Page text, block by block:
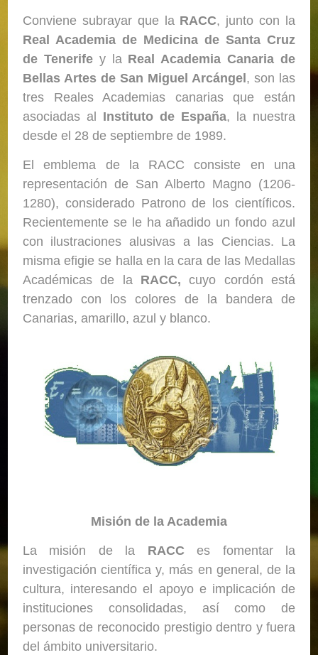
Conviene subrayar que la RACC, junto con la
Real
Academia de Medicina de Santa Cruz
de Tenerifey la Real
Academia Canaria de
Bellas Artes de San Miguel Arcángel , son las
tres Reales Academias canarias que están
asociadas al Instituto de España, la nuestra
desde el 28 de septiembre de 1989.
El emblema de la RACC consiste en una
representación de San Alberto Magno (1206-
1280), considerado Patrono de los científicos.
Recientemente se le ha añadido un fondo azul
con ilustraciones alusivas a las Ciencias. La
misma efigie se halla en la cara de las Medallas
Académicas de la RACC, cuyo cordón está
trenzado con los colores de la bandera de
Canarias, amarillo, azul y blanco.
Misión de la Academia
La misión de la RACCes fomentar la
investigación científica y, más en general, de la
cultura, interesando el apoyo e implicación de
instituciones consolidadas, así como de
personas de reconocido prestigio dentro y fuera
del ámbito universitario.